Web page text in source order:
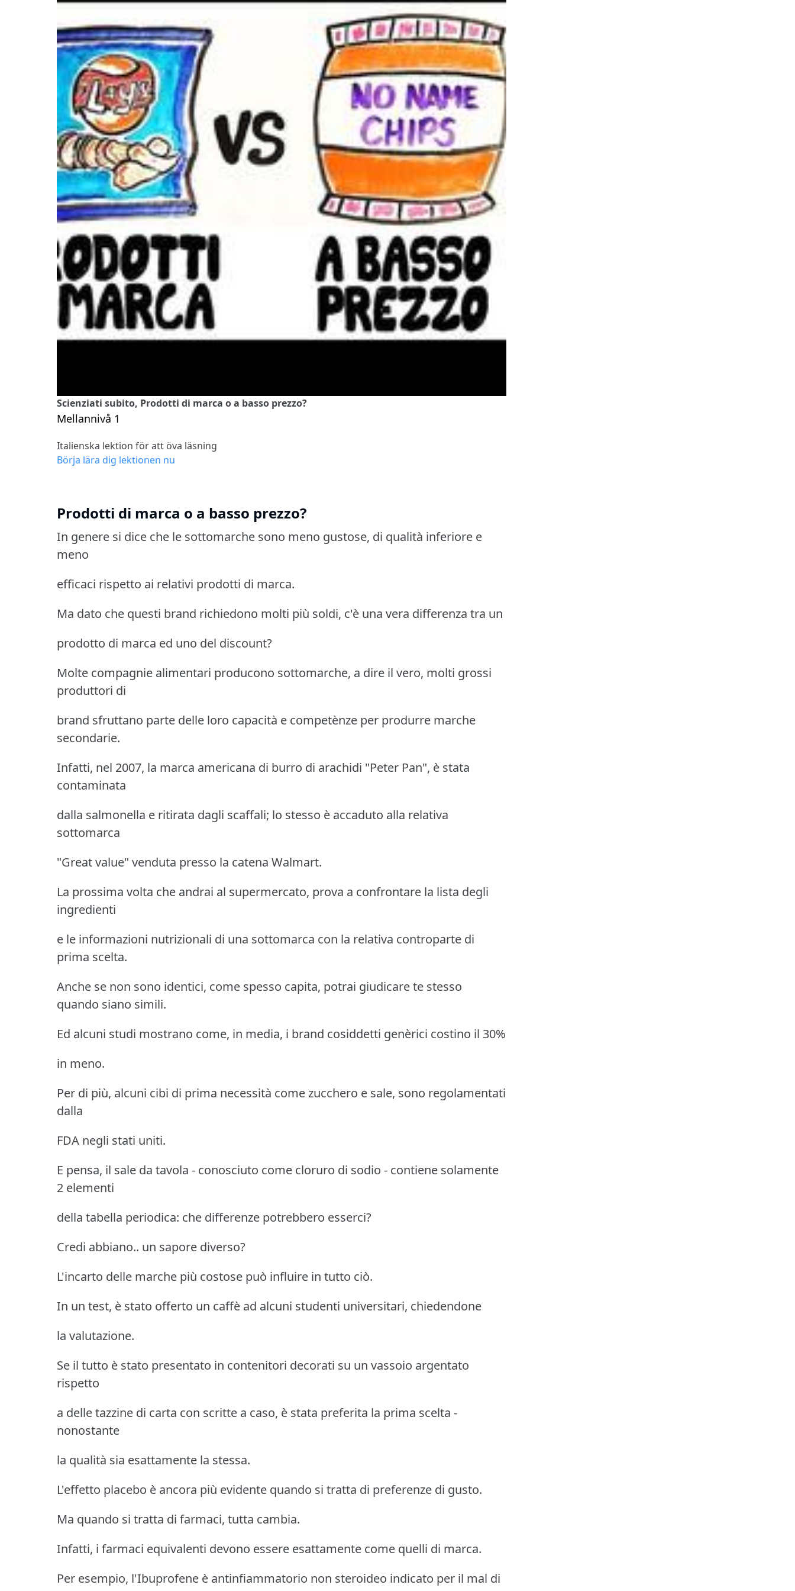
Scienziati subito, Prodotti di marca o a basso prezzo?
Mellannivå 1
Italienska lektion för att öva läsning
Börja lära dig lektionen nu
Prodotti di marca o a basso prezzo?
In genere si dice che le sottomarche sono meno gustose, di qualità inferiore e
meno
efficaci rispetto ai relativi prodotti di marca.
Ma dato che questi brand richiedono molti più soldi, c'è una vera differenza tra un
prodotto di marca ed uno del discount?
Molte compagnie alimentari producono sottomarche, a dire il vero, molti grossi
produttori di
brand sfruttano parte delle loro capacità e competènze per produrre marche
secondarie.
Infatti, nel 2007, la marca americana di burro di arachidi "Peter Pan", è stata
contaminata
dalla salmonella e ritirata dagli scaffali; lo stesso è accaduto alla relativa
sottomarca
"Great value" venduta presso la catena Walmart.
La prossima volta che andrai al supermercato, prova a confrontare la lista degli
ingredienti
e le informazioni nutrizionali di una sottomarca con la relativa controparte di
prima scelta.
Anche se non sono identici, come spesso capita, potrai giudicare te stesso
quando siano simili.
Ed alcuni studi mostrano come, in media, i brand cosiddetti genèrici costino il 30%
in meno.
Per di più, alcuni cibi di prima necessità come zucchero e sale, sono regolamentati
dalla
FDA negli stati uniti.
E pensa, il sale da tavola - conosciuto come cloruro di sodio - contiene solamente
2 elementi
della tabella periodica: che differenze potrebbero esserci?
Credi abbiano.. un sapore diverso?
L'incarto delle marche più costose può influire in tutto ciò.
In un test, è stato offerto un caffè ad alcuni studenti universitari, chiedendone
la valutazione.
Se il tutto è stato presentato in contenitori decorati su un vassoio argentato
rispetto
a delle tazzine di carta con scritte a caso, è stata preferita la prima scelta -
nonostante
la qualità sia esattamente la stessa.
L'effetto placebo è ancora più evidente quando si tratta di preferenze di gusto.
Ma quando si tratta di farmaci, tutta cambia.
Infatti, i farmaci equivalenti devono essere esattamente come quelli di marca.
Per esempio, l'Ibuprofene è antinfiammatorio non steroideo indicato per il mal di